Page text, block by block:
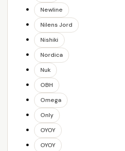
Newline
Nilens Jord
Nishiki
Nordica
Nuk
OBH
Omega
Only
OYOY
OYOY